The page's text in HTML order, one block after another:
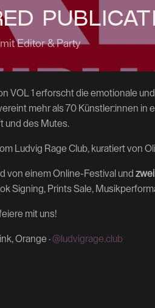
Editor & Party
VOL 1 erforscht die emotionale
mehr als 70 Künstler:innen in
und des Mutes.
Ludvig Rage Club, kuratiert von
von einem Online-Festival und
Signing, Prints Sale,
mit uns!
Orange ·@ludvigrage.club